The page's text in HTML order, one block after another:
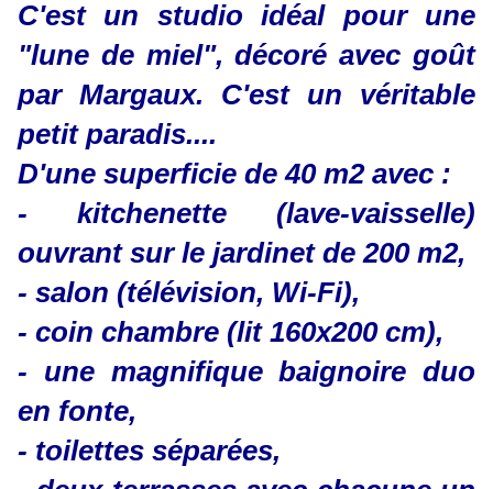
C'est un studio idéal pour une
"lune de miel", décoré avec goût
par Margaux. C'est un véritable
petit paradis....
D'une superficie de 40 m2 avec :
- kitchenette (lave-vaisselle)
ouvrant sur le jardinet de 200 m2,
- salon (télévision, Wi-Fi),
- coin chambre (lit 160x200 cm),
- une magnifique baignoire duo
en fonte,
- toilettes séparées,